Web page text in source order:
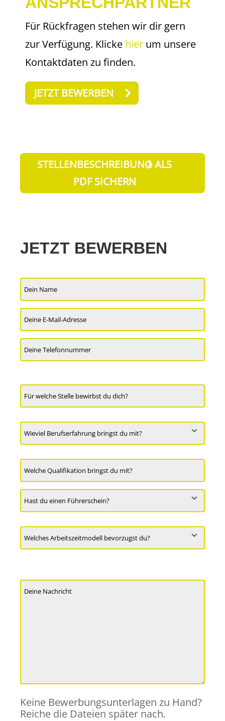
Für Rückfragen stehen wir dir gern
zur Verfügung. Klicke hier um unsere
Kontaktdaten zu finden.
JETZT BEWERBEN
STELLENBESCHREIBUNG ALS
PDF SICHERN
JETZT BEWERBEN
Keine Bewerbungsunterlagen zu Hand?
Reiche die Dateien später nach.